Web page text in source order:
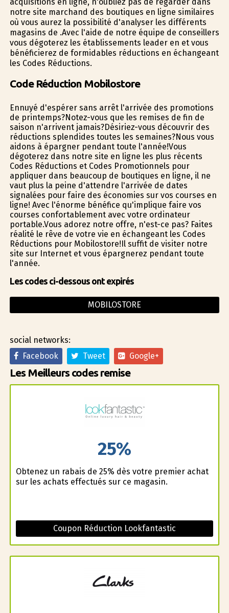
acquisitions en ligne, n'oubliez pas de regarder dans
notre site marchand des boutiques en ligne similaires
où vous aurez la possibilité d'analyser les différents
magasins de .Avec l'aide de notre équipe de conseillers
vous dégoterez les établissements leader en et vous
bénéficierez de formidables réductions en échangeant
les Codes Réductions.
Code Réduction Mobilostore
Ennuyé d'espérer sans arrêt l'arrivée des promotions
de printemps?Notez-vous que les remises de fin de
saison n'arrivent jamais?Désiriez-vous découvrir des
réductions splendides toutes les semaines?Nous vous
aidons à épargner pendant toute l'année!Vous
dégoterez dans notre site en ligne les plus récents
Codes Réductions et Codes Promotionnels pour
appliquer dans beaucoup de boutiques en ligne, il ne
vaut plus la peine d'attendre l'arrivée de dates
signalées pour faire des économies sur vos courses en
ligne! Avec l'énorme bénéfice qu'implique faire vos
courses confortablement avec votre ordinateur
portable.Vous adorez notre offre, n'est-ce pas? Faites
réalité le rêve de votre vie en échangeant les Codes
Réductions pour Mobilostore!Il suffit de visiter notre
site sur Internet et vous épargnerez pendant toute
l'année.
Les codes ci-dessous ont expirés
MOBILOSTORE
social networks:
Facebook
Tweet Google+
Les Meilleurs codes remise
25%
Obtenez un rabais de 25% dès votre premier achat
sur les achats effectués sur ce magasin.
Coupon Réduction Lookfantastic